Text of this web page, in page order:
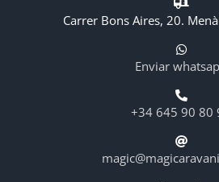
Carrer Bons Aires, 20.
Enviar
+34 645 90 80